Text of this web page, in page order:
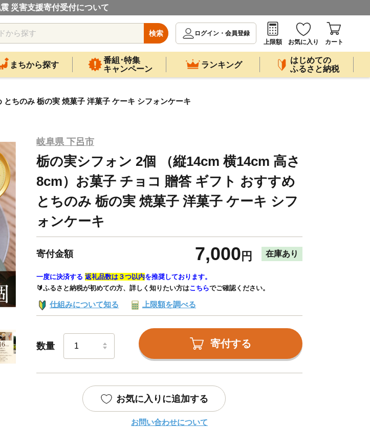
災害支援寄付受付について
検索
ログイン・会員登録
上限額
お気に入り カート
まちから探す
番組･特集
キャンペーン
ランキング
はじめての
ふるさと納税
ちのみ 栃の実 焼菓子 洋菓子 ケーキ シフォンケーキ
岐阜県 下呂市
栃の実シフォン 2個 （縦14cm 横14cm 高さ
8cm）お菓子 チョコ 贈答 ギフト おすすめ
とちのみ 栃の実 焼菓子 洋菓子 ケーキ シフ
ォンケーキ
寄付金額 7,000 円 在庫あり
一度に決済する 返礼品数は３つ以内を推奨しております。
🔰ふるさと納税が初めての方、詳しく知りたい方はこちらでご確認ください。
仕組みについて知る 上限額を調べる
数量 寄付する
お気に入りに追加する
お問い合わせについて